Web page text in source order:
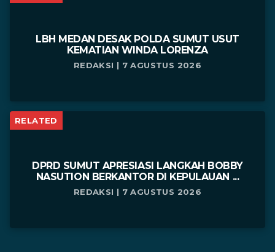
LBH MEDAN DESAK POLDA SUMUT USUT
KEMATIAN WINDA LORENZA
REDAKSI | 7 AGUSTUS 2026
RELATED
DPRD SUMUT APRESIASI LANGKAH BOBBY
NASUTION BERKANTOR DI KEPULAUAN ...
REDAKSI | 7 AGUSTUS 2026